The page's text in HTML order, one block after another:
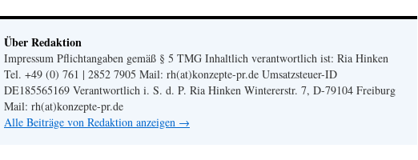
Über Redaktion
Impressum Pflichtangaben gemäß § 5 TMG Inhaltlich verantwortlich ist: Ria Hinken
Tel. +49 (0) 761 | 2852 7905 Mail: rh(at)konzepte-pr.de Umsatzsteuer-ID
DE185565169 Verantwortlich i. S. d. P. Ria Hinken Wintererstr. 7, D-79104 Freiburg
Mail: rh(at)konzepte-pr.de
Alle Beiträge von Redaktion anzeigen →